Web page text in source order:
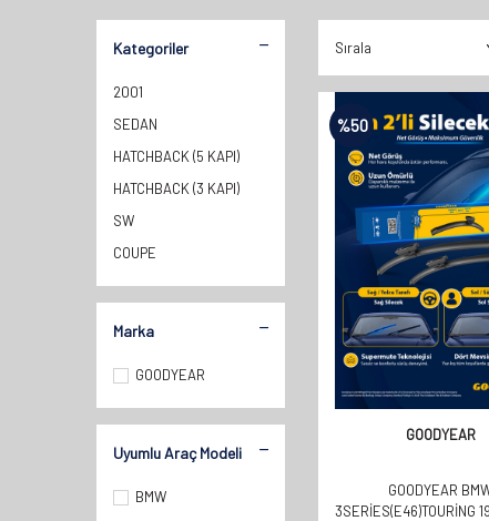
Kategoriler
2001
SEDAN
HATCHBACK (5 KAPI)
HATCHBACK (3 KAPI)
SW
COUPE
Marka
GOODYEAR
Uyumlu Araç Modeli
BMW
%50
GOODYEAR
GOODYEAR
3SERIES(E46)TOURING